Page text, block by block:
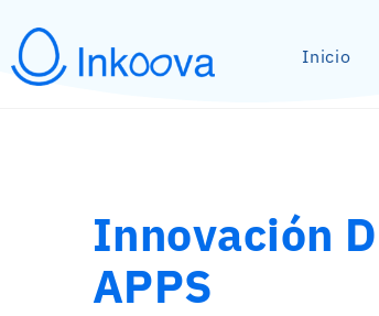
Inicio
Innovación
APPS